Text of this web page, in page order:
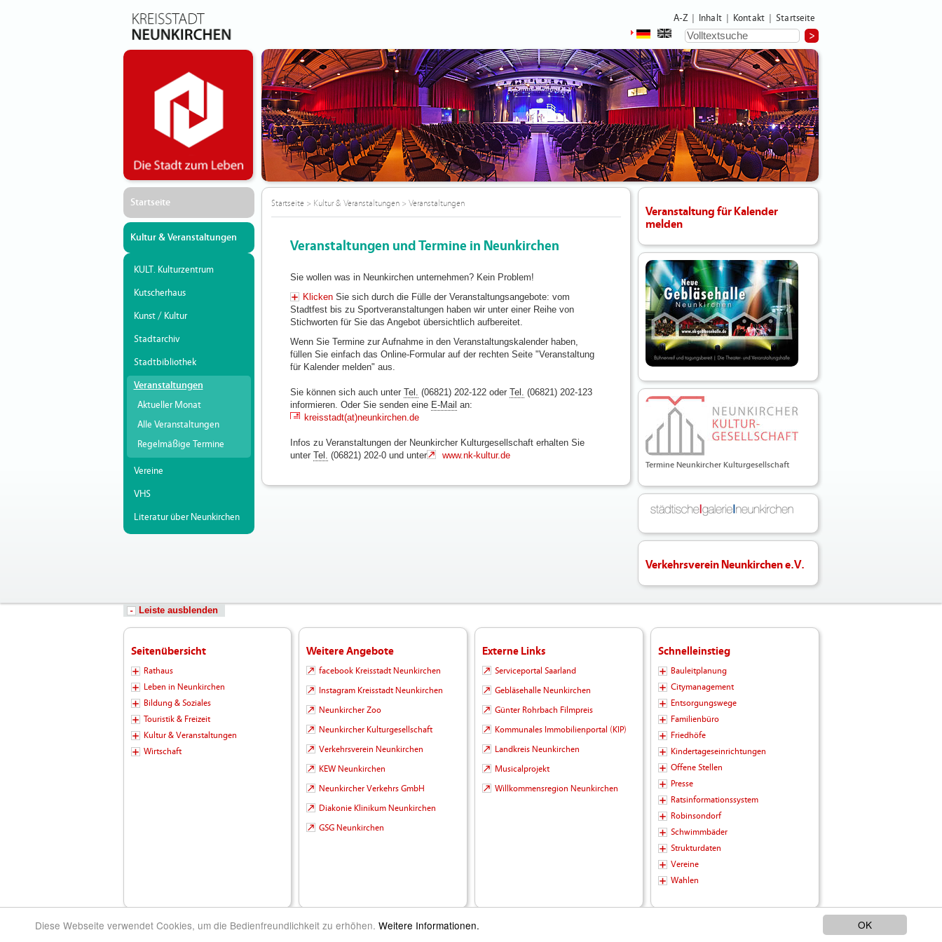
OK
Diese Webseite verwendet Cookies, um die Bedienfreundlichkeit zu erhöhen. Weitere Informationen.
A-Z Inhalt Kontakt Startseite
Startseite
Kultur & Veranstaltungen
KULT. Kulturzentrum
Kutscherhaus
Kunst / Kultur
Stadtarchiv
Stadtbibliothek
Veranstaltungen
Aktueller Monat
Alle Veranstaltungen
Regelmäßige Termine
Vereine
VHS
Literatur über Neunkirchen
Startseite> Kultur & Veranstaltungen> Veranstaltungen
Veranstaltungen und Termine in Neunkirchen
Sie wollen was in Neunkirchen unternehmen? Kein Problem!
KlickenSie sich durch die Fülle der Veranstaltungsangebote: vom
Stadtfest bis zu Sportveranstaltungen haben wir unter einer Reihe von
Stichworten für Sie das Angebot übersichtlich aufbereitet.
Wenn Sie Termine zur Aufnahme in den Veranstaltungskalender haben,
füllen Sie einfach das Online-Formular auf der rechten Seite "Veranstaltung
für Kalender melden" aus.
Sie können sich auch unter Tel. (06821) 202-122 oder Tel. (06821) 202-123
informieren. Oder Sie senden eine E-Mail an:
kreisstadt(at)neunkirchen.de
Infos zu Veranstaltungen der Neunkircher Kulturgesellschaft erhalten Sie
unter Tel. (06821) 202-0 und unter www.nk-kultur.de
Veranstaltung für Kalender
melden
Termine Neunkircher Kulturgesellschaft
Verkehrsverein Neunkirchen e.V.
Leiste ausblenden
Seitenübersicht
Rathaus
Leben in Neunkirchen
Bildung & Soziales
Touristik & Freizeit
Kultur & Veranstaltungen
Wirtschaft
Weitere Angebote
facebook Kreisstadt Neunkirchen
Instagram Kreisstadt Neunkirchen
Neunkircher Zoo
Neunkircher Kulturgesellschaft
Verkehrsverein Neunkirchen
KEW Neunkirchen
Neunkircher Verkehrs GmbH
Diakonie Klinikum Neunkirchen
GSG Neunkirchen
Externe Links
Serviceportal Saarland
Gebläsehalle Neunkirchen
Günter Rohrbach Filmpreis
Kommunales Immobilienportal (KIP)
Landkreis Neunkirchen
Musicalprojekt
Willkommensregion Neunkirchen
Schnelleinstieg
Bauleitplanung
Citymanagement
Entsorgungswege
Familienbüro
Friedhöfe
Kindertageseinrichtungen
Offene Stellen
Presse
Ratsinformationssystem
Robinsondorf
Schwimmbäder
Strukturdaten
Vereine
Wahlen
© 2026 Kreisstadt Neunkirchen - Die Stadt zum Leben |Kontakt|Impressum|Datenschutz